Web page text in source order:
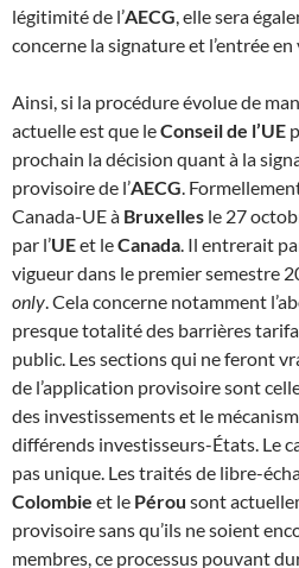
légitimité de l’AECG, elle sera
concerne la signature et l’entrée
Ainsi, si la procédure évolue de
actuelle est que leConseil de l’UE
prochain la décision quant à la
provisoire de l’AECG.
Canada-UE à Bruxelles le 27
par l’UEet leCanada. Il entrerait
vigueur dans le premier semestre
only. Cela concerne notamment
presque totalité des barrières
public. Les sections qui ne feront
de l’application provisoire sont
des investissements et le
différends investisseurs-États. Le
pas unique. Les traités de libre-
Colombie et le Pérou sont
provisoire sans qu’ils ne soient
membres, ce processus pouvant